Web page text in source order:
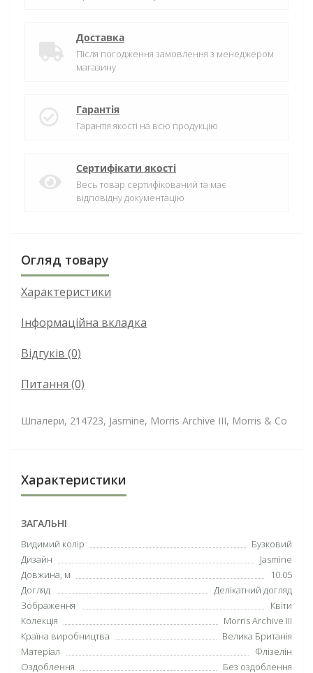
Доставка
Після погодження замовлення з менеджером
магазину
Гарантія
Гарантія якості на всю продукцію
Сертифікати якості
Весь товар сертифікований та має
відповідну документацію
Огляд товару
Характеристики
Інформаційна вкладка
Відгуків (0)
Питання (0)
Шпалери, 214723, Jasmine, Morris Archive III, Morris & Co
Характеристики
ЗАГАЛЬНІ
Видимий колір
Бузковий
Дизайн
Jasmine
Довжина, м
10.05
Догляд
Делікатний догляд
Зображення
Квіти
Колекція
Morris Archive III
Країна виробництва
Велика Британія
Матеріал
Флізелін
Оздоблення
Без оздоблення